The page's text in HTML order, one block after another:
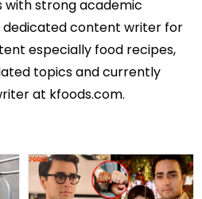
with strong academic
dedicated content writer for
especially food recipes,
topics and currently
at kfoods.com.